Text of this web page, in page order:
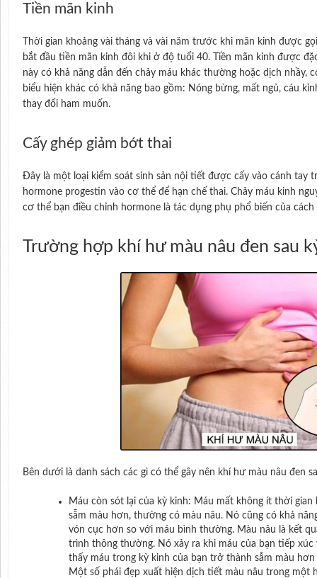
Tiền mãn kinh
Thời gian khoảng vài tháng và vài năm trước khi mãn kinh được
bắt đầu tiền mãn kinh đôi khi ở độ tuổi 40. Tiền mãn kinh được
này có khả năng dẫn đến chảy máu khác thường hoặc dịch nhầy,
biểu hiện khác có khả năng bao gồm: Nóng bừng, mất ngủ, cáu
thay đổi ham muốn.
Cấy ghép giảm bớt thai
Đây là một loại kiểm soát sinh sản nội tiết được cấy vào cánh tay
hormone progestin vào cơ thể để hạn chế thai. Chảy máu kinh
cơ thể bạn điều chỉnh hormone là tác dụng phụ phổ biến của
Trường hợp khí hư màu nâu đen sau
Bên dưới là danh sách các gì có thể gây nên khí hư màu nâu đen
Máu còn sót lại của kỳ kinh: Máu mất không ít thời
sẫm màu hơn, thường có màu nâu. Nó cũng có khả
vón cục hơn so với máu bình thường. Màu nâu là kết
trình thông thường. Nó xảy ra khi máu của bạn tiếp xúc
thấy máu trong kỳ kinh của bạn trở thành sẫm màu
Một số phái đẹp xuất hiện dịch tiết màu nâu trong một